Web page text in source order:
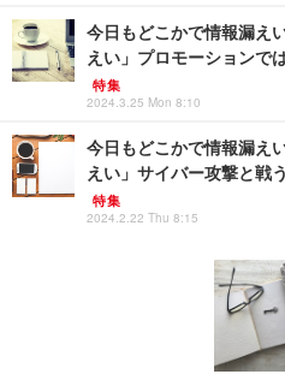
今日もどこかで情報漏え
えい」プロモーションで
特集
2024.3.25 Mon 8:10
今日もどこかで情報漏え
えい」サイバー攻撃と戦
特集
2024.2.22 Thu 8:15